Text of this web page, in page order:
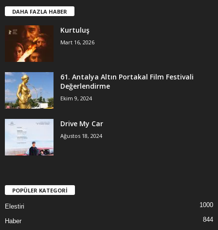
DAHA FAZLA HABER
Kurtuluş
Mart 16, 2026
61. Antalya Altın Portakal Film Festivali
Değerlendirme
Ekim 9, 2024
Drive My Car
Ağustos 18, 2024
POPÜLER KATEGORİ
Elestiri 1000
Haber 844